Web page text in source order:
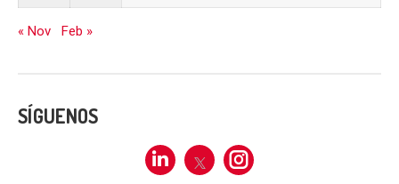
« Nov Feb »
SÍGUENOS
Linkedin
X Instagram